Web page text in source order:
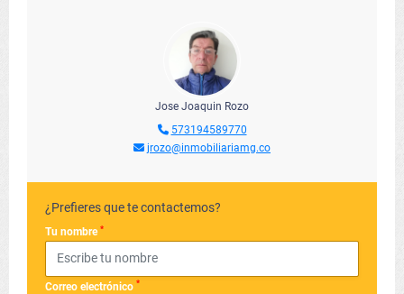
Jose Joaquin Rozo
573194589770
jrozo@inmobiliariamg.co
¿Prefieres que te contactemos?
Tu nombre *
Correo electrónico *